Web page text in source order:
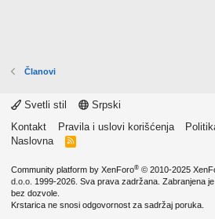
Članovi
Svetli stil
Srpski
Kontakt
Pravila i uslovi korišćenja
Naslovna
R
Community platform by XenForo® © 2010-2025
d.o.o. 1999-2026. Sva prava zadržana. Zabranjena
bez dozvole.
Krstarica ne snosi odgovornost za sadržaj poruka.